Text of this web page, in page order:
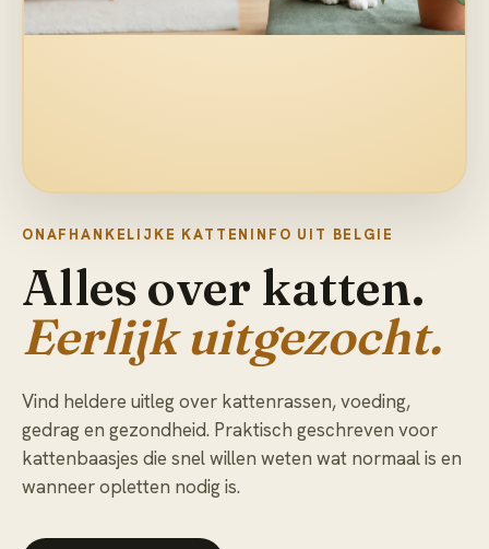
ONAFHANKELIJKE KATTENINFO UIT BELGIE
Alles over katten.
Eerlijk uitgezocht.
Vind heldere uitleg over kattenrassen, voeding,
gedrag en gezondheid. Praktisch geschreven voor
kattenbaasjes die snel willen weten wat normaal is en
wanneer opletten nodig is.